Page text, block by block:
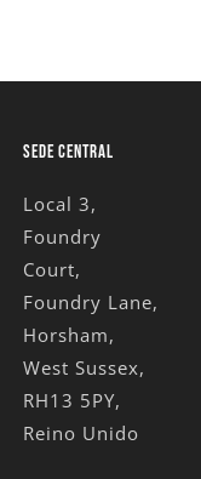
SEDE CENTRAL
Local 3,
Foundry
Court,
Foundry Lane,
Horsham,
West Sussex,
RH13 5PY,
Reino Unido